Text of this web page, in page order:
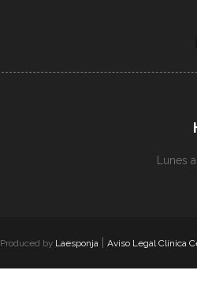
Lunes
Produced by Laesponja Aviso Legal Clínica